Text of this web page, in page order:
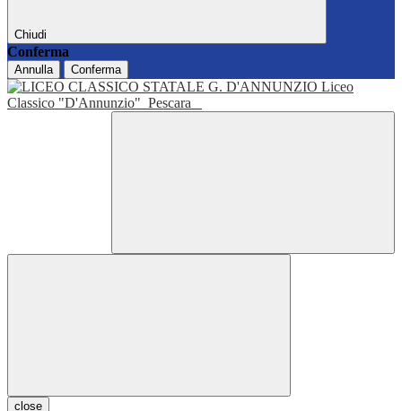
Chiudi
Conferma
Annulla Conferma
Liceo
Classico "D'Annunzio" Pescara
close